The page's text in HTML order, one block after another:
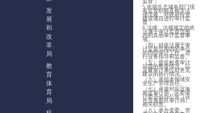
发
展
和
改
革
局
教
育
体
育
局
监督；
5.依据生态城各部门现
有监管职能及相关法
律法规，对政府投资
建设项目进行审计监
督；
6.法律、法规规定的依
法属于审计监督范围
内的其他审计监督事
项。
（四）对依法属于审
计监督范围内的单位
的内部审计工作，进
行业务指导和监督。
（五）督促检查审计
问题的整改情况，以
及被审计单位对意见
建议的执行情况。
（六）承担本领域安
全生产管理责任。
（七）承接对应滨海
新区审计局、区委审
计委员会办公室（设
在滨海新区审计局）
相关职责。
（八）承办党委、管